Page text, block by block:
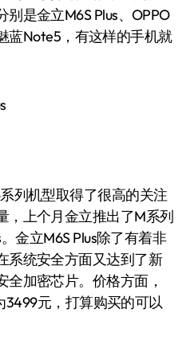
是金立M6S Plus、OPPO
蓝Note5，有这样的手机就
机型取得了很高的关注
，上个月金立推出了M系列
金立M6S Plus除了有着非
系统安全方面又达到了新
全加密芯片。价格方面，
3499元，打算购买的可以